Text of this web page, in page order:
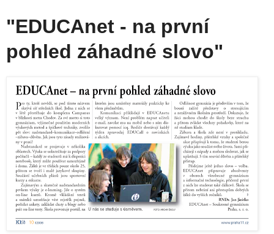
"EDUCAnet - na první
pohled záhadné slovo"